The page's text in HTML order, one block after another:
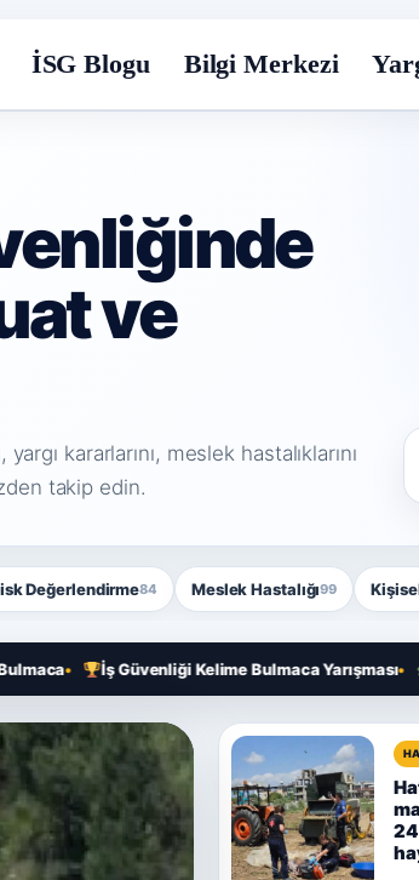
İSG Blogu Bilgi Merkezi
ve
kararlarını, meslek hastalıklarını
takip edin.
Değerlendirme84 Meslek Hastalığı99
İş Güvenliği Kelime Bulmaca Yarışması Süreli